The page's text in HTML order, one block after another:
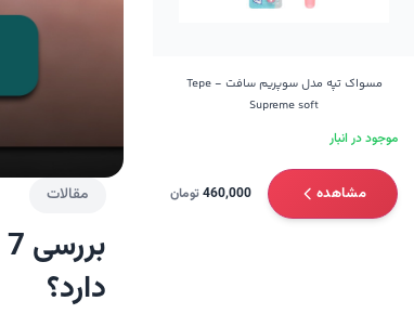
مسواک تپه مدل سوپریم سافت - Tepe
Supreme soft
موجود در انبار
مشاهده 460,000تومان مقالات
دارد؟